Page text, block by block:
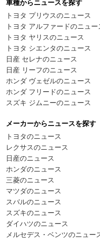
車種からニュースを探す
トヨタ プリウスのニュース
トヨタ アルファードのニュー
トヨタ ヤリスのニュース
トヨタ シエンタのニュース
日産 セレナのニュース
日産 リーフのニュース
ホンダ ヴェゼルのニュース
ホンダ フリードのニュース
スズキ ジムニーのニュース
メーカーからニュースを探す
トヨタのニュース
レクサスのニュース
日産のニュース
ホンダのニュース
三菱のニュース
マツダのニュース
スバルのニュース
スズキのニュース
ダイハツのニュース
メルセデス・ベンツのニュー